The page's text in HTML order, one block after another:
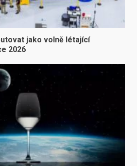
jako volně létající
2026